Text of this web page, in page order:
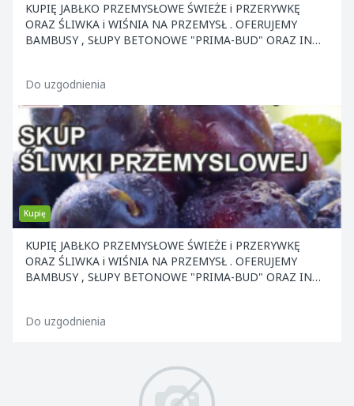
KUPIĘ JABŁKO PRZEMYSŁOWE ŚWIEŻE i PRZERYWKĘ
ORAZ ŚLIWKA i WIŚNIA NA PRZEMYSŁ . OFERUJEMY
BAMBUSY , SŁUPY BETONOWE "PRIMA-BUD" ORAZ INNE
Do uzgodnienia
Kupię
KUPIĘ JABŁKO PRZEMYSŁOWE ŚWIEŻE i PRZERYWKĘ
ORAZ ŚLIWKA i WIŚNIA NA PRZEMYSŁ . OFERUJEMY
BAMBUSY , SŁUPY BETONOWE "PRIMA-BUD" ORAZ INNE
Do uzgodnienia